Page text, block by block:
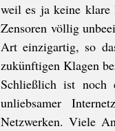
weil es ja keine klare
Zensoren völlig
Art einzigartig, so
zukünftigen Klagen
Schließlich ist noch
unliebsamer
Netzwerken. Viele